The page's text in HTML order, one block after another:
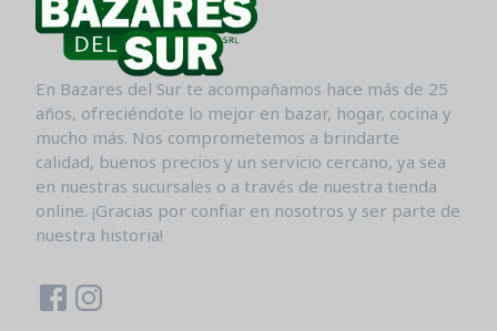
En Bazares del Sur te acompañamos hace más de 25
años, ofreciéndote lo mejor en bazar, hogar, cocina y
mucho más. Nos comprometemos a brindarte
calidad, buenos precios y un servicio cercano, ya sea
en nuestras sucursales o a través de nuestra tienda
online. ¡Gracias por confiar en nosotros y ser parte de
nuestra historia!